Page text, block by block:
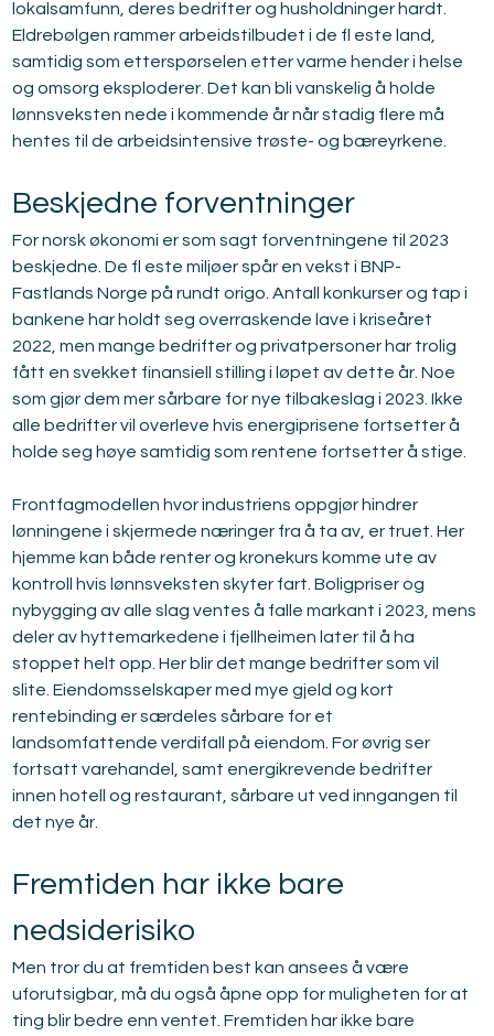
lokalsamfunn, deres bedrifter og husholdninger hardt.
Eldrebølgen rammer arbeidstilbudet i de fl este land,
samtidig som etterspørselen etter varme hender i helse
og omsorg eksploderer. Det kan bli vanskelig å holde
lønnsveksten nede i kommende år når stadig flere må
hentes til de arbeidsintensive trøste- og bæreyrkene.
Beskjedne forventninger
For norsk økonomi er som sagt forventningene til 2023
beskjedne. De fl este miljøer spår en vekst i BNP-
Fastlands Norge på rundt origo. Antall konkurser og tap i
bankene har holdt seg overraskende lave i kriseåret
2022, men mange bedrifter og privatpersoner har trolig
fått en svekket finansiell stilling i løpet av dette år. Noe
som gjør dem mer sårbare for nye tilbakeslag i 2023. Ikke
alle bedrifter vil overleve hvis energiprisene fortsetter å
holde seg høye samtidig som rentene fortsetter å stige.
Frontfagmodellen hvor industriens oppgjør hindrer
lønningene i skjermede næringer fra å ta av, er truet. Her
hjemme kan både renter og kronekurs komme ute av
kontroll hvis lønnsveksten skyter fart. Boligpriser og
nybygging av alle slag ventes å falle markant i 2023, mens
deler av hyttemarkedene i fjellheimen later til å ha
stoppet helt opp. Her blir det mange bedrifter som vil
slite. Eiendomsselskaper med mye gjeld og kort
rentebinding er særdeles sårbare for et
landsomfattende verdifall på eiendom. For øvrig ser
fortsatt varehandel, samt energikrevende bedrifter
innen hotell og restaurant, sårbare ut ved inngangen til
det nye år.
Fremtiden har ikke bare
nedsiderisiko
Men tror du at fremtiden best kan ansees å være
uforutsigbar, må du også åpne opp for muligheten for at
ting blir bedre enn ventet. Fremtiden har ikke bare